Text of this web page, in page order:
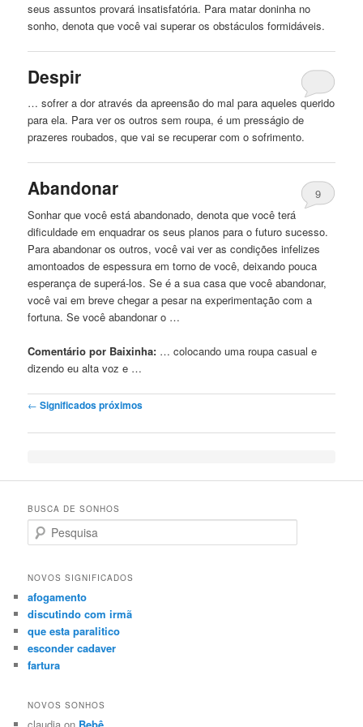
seus assuntos provará insatisfatória. Para matar doninha no
sonho, denota que você vai superar os obstáculos formidáveis.
Despir
… sofrer a dor através da apreensão do mal para aqueles querido
para ela. Para ver os outros sem roupa, é um presságio de
prazeres roubados, que vai se recuperar com o sofrimento.
Abandonar
9
Sonhar que você está abandonado, denota que você terá
dificuldade em enquadrar os seus planos para o futuro sucesso.
Para abandonar os outros, você vai ver as condições infelizes
amontoados de espessura em torno de você, deixando pouca
esperança de superá-los. Se é a sua casa que você abandonar,
você vai em breve chegar a pesar na experimentação com a
fortuna. Se você abandonar o …
Comentário por Baixinha: … colocando uma roupa casual e
dizendo eu alta voz e …
Post navigation
← Significados próximos
BUSCA DE SONHOS
Search
NOVOS SIGNIFICADOS
afogamento
discutindo com irmã
que esta paralitico
esconder cadaver
fartura
NOVOS SONHOS